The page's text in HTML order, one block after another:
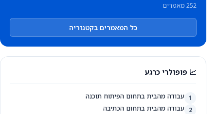
252 מאמרים
כל המאמרים בקטגוריה
📈 פופולרי כרגע
1 עבודה מהבית בתחום הפיתוח תוכנה
2 עבודה מהבית בתחום הכתיבה